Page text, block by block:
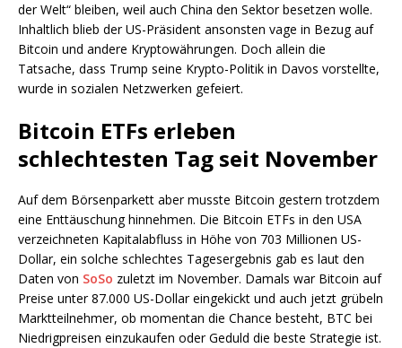
der Welt“ bleiben, weil auch China den Sektor besetzen wolle.
Inhaltlich blieb der US-Präsident ansonsten vage in Bezug auf
Bitcoin und andere Kryptowährungen. Doch allein die
Tatsache, dass Trump seine Krypto-Politik in Davos vorstellte,
wurde in sozialen Netzwerken gefeiert.
Bitcoin ETFs erleben
schlechtesten Tag seit November
Auf dem Börsenparkett aber musste Bitcoin gestern trotzdem
eine Enttäuschung hinnehmen. Die Bitcoin ETFs in den USA
verzeichneten Kapitalabfluss in Höhe von 703 Millionen US-
Dollar, ein solche schlechtes Tagesergebnis gab es laut den
Daten von SoSo zuletzt im November. Damals war Bitcoin auf
Preise unter 87.000 US-Dollar eingekickt und auch jetzt grübeln
Marktteilnehmer, ob momentan die Chance besteht, BTC bei
Niedrigpreisen einzukaufen oder Geduld die beste Strategie ist.